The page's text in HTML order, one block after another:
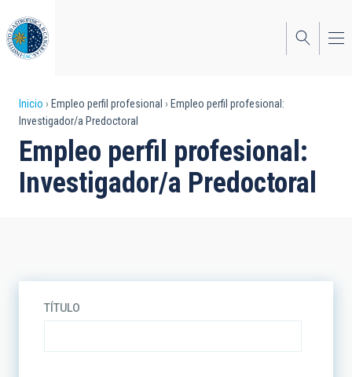
al
contenido
principal
Sobrescribir
enlaces
de
ayuda
Inicio Empleo perfil profesional
Empleo perfil profesional:
Investigador/a Predoctoral
Empleo perfil profesional:
Investigador/a Predoctoral
TÍTULO